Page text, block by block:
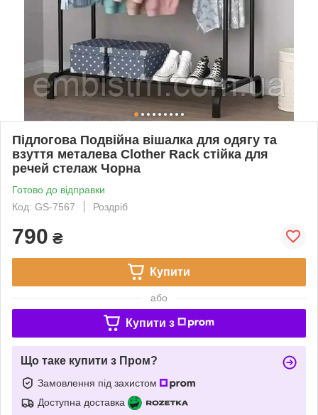
Підлогова Подвійна вішалка для одягу та
взуття металева Clother Rack стійка для
речей стелаж Чорна
Готово до відправки
Код: GS-7567
Роздріб
790 ₴
Купити
або
Купити з
Що таке купити з Пром?
Замовлення під захистом
Доступна доставка